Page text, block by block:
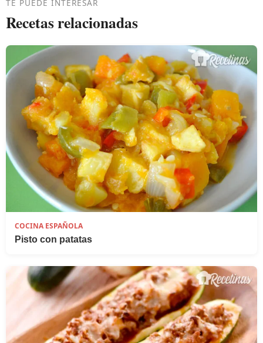
TE PUEDE INTERESAR
Recetas relacionadas
COCINA ESPAÑOLA
Pisto con patatas